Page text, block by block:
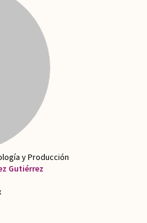
y Producción
Gutiérrez